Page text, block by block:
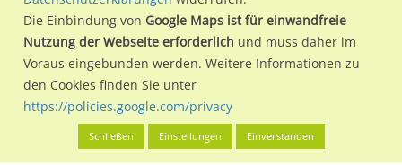
kannst du dich schon vor der Buchung im Detail über den
Standort, seine Reichweite und Werbewirkung sowie
eventuelle Beschränkungen in den zugelassenen
Werbeinhalten informieren.
Alles klar? Dann findest du direkt im unteren Teil dieser Seite
Buchungdes Standorts.
Die Einbindung von Google Maps ist für einwandfreie
Nutzung der Webseite erforderlich und muss daher im
Voraus eingebunden werden. Weitere Informationen zu
den Cookies finden Sie unter
https://policies.google.com/privacy
Schließen Einstellungen Einverstanden